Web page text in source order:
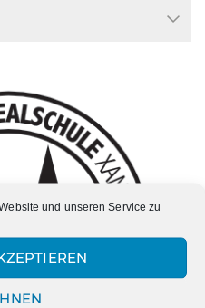
und unseren Service zu